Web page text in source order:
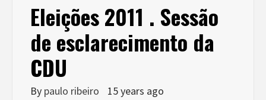
Eleições 2011 . Sessão
de esclarecimento da
CDU
By paulo ribeiro 15 years ago